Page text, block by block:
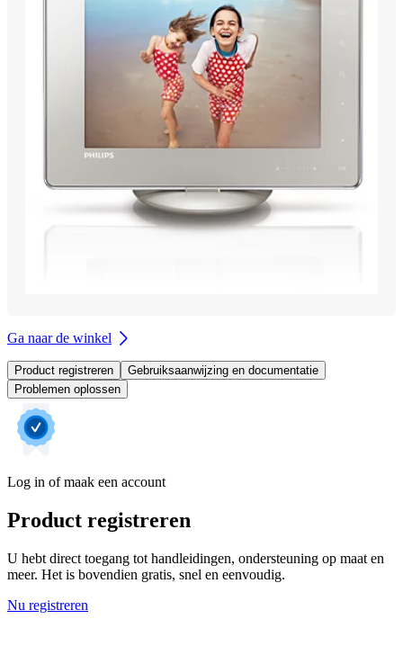
Ga naar de winkel
Product registreren
Gebruiksaanwijzing en documentatie
Problemen oplossen
Log in of maak een account
Product registreren
U hebt direct toegang tot handleidingen, ondersteuning op maat en
meer. Het is bovendien gratis, snel en eenvoudig.
Nu registreren